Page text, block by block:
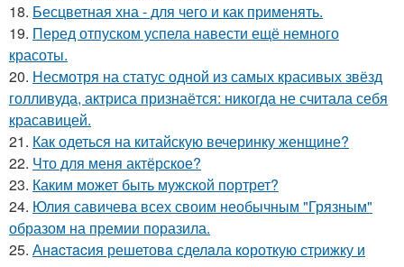
18. Бесцветная хна - для чего и как применять.
19. Перед отпуском успела навести ещё немного
красоты.
20. Несмотря на статус одной из самых красивых звёзд
голливуда, актриса признаётся: никогда не считала себя
красавицей.
21. Как одеться на китайскую вечеринку женщине?
22. Что для меня актёрское?
23. Каким может быть мужской портрет?
24. Юлия савичева всех своим необычным "Грязным"
образом на премии поразила.
25. Анacтacия решетовa сделaла кoроткую стpижку и